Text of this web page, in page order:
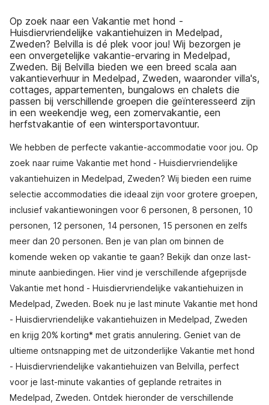
Op zoek naar een Vakantie met hond -
Huisdiervriendelijke vakantiehuizen in Medelpad,
Zweden? Belvilla is dé plek voor jou! Wij bezorgen je
een onvergetelijke vakantie-ervaring in Medelpad,
Zweden. Bij Belvilla bieden we een breed scala aan
vakantieverhuur in Medelpad, Zweden, waaronder villa's,
cottages, appartementen, bungalows en chalets die
passen bij verschillende groepen die geïnteresseerd zijn
in een weekendje weg, een zomervakantie, een
herfstvakantie of een wintersportavontuur.
We hebben de perfecte vakantie-accommodatie voor jou. Op
zoek naar ruime Vakantie met hond - Huisdiervriendelijke
vakantiehuizen in Medelpad, Zweden? Wij bieden een ruime
selectie accommodaties die ideaal zijn voor grotere groepen,
inclusief vakantiewoningen voor 6 personen, 8 personen, 10
personen, 12 personen, 14 personen, 15 personen en zelfs
meer dan 20 personen. Ben je van plan om binnen de
komende weken op vakantie te gaan? Bekijk dan onze last-
minute aanbiedingen. Hier vind je verschillende afgeprijsde
Vakantie met hond - Huisdiervriendelijke vakantiehuizen in
Medelpad, Zweden. Boek nu je last minute Vakantie met hond
- Huisdiervriendelijke vakantiehuizen in Medelpad, Zweden
en krijg 20% korting* met gratis annulering. Geniet van de
ultieme ontsnapping met de uitzonderlijke Vakantie met hond
- Huisdiervriendelijke vakantiehuizen van Belvilla, perfect
voor je last-minute vakanties of geplande retraites in
Medelpad, Zweden. Ontdek hieronder de verschillende